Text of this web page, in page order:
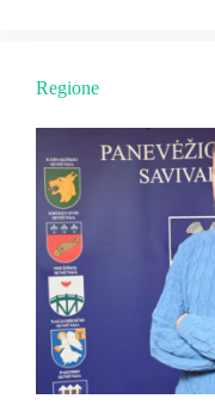
Regione